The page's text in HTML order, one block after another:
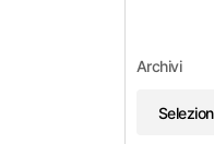
Archivi